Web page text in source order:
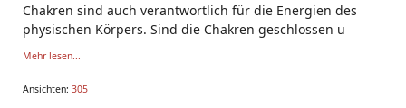
Chakren sind auch verantwortlich für die Energien des
physischen Körpers. Sind die Chakren geschlossen u
Mehr lesen...
Ansichten: 305